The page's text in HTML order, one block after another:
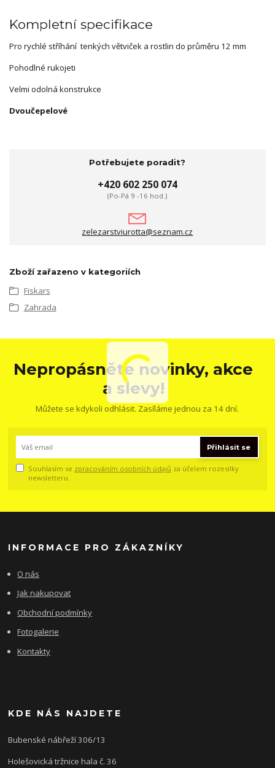
Kompletní specifikace
Pro rychlé stříhání tenkých větviček a rostlin do průměru 12 mm
Pohodlné rukojeti
Velmi odolná konstrukce
Dvoučepelové
Potřebujete poradit?
+420 602 250 074
(Po-Pá 9 -16 hod.)
zelezarstviurotta@seznam.cz
Zboží zařazeno v kategoriích
Fiskars
Zahrada
Nepropásněte novinky, akce
a slevy!
Můžete se kdykoli odhlásit. Zasíláme jednou za 14 dní.
Přihlásit se
Souhlasím se zpracováním osobních údajů za účelem rozesílky
newsletteru.
INFORMACE PRO ZÁKAZNÍKY
O nás
Jak nakupovat
Obchodní podmínky
Fotogalerie
Kontakty
KDE NÁS NAJDETE
Bubenské nábřeží 306/13
Holešovická tržnice hala č. 36